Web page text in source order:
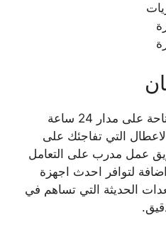
بنشر متنقل كيفان خدمة متاحة على مدار 24 ساعة
التي تفاجئك على
عمل مدرب على التعامل
لتوافر احدث اجهزة
الحديثة التي تساهم في